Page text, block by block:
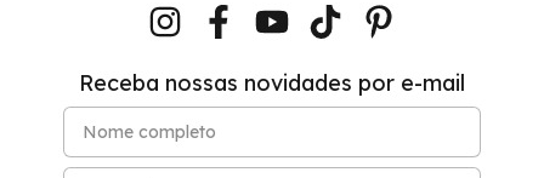
Receba nossas novidades por e-mail